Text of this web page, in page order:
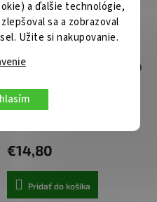
a ďalšie technológie,
sa a zobrazoval
Užite si nakupovanie.
Ochranné tvrdené sklo FIXED
€14,80
Pridať do košíka